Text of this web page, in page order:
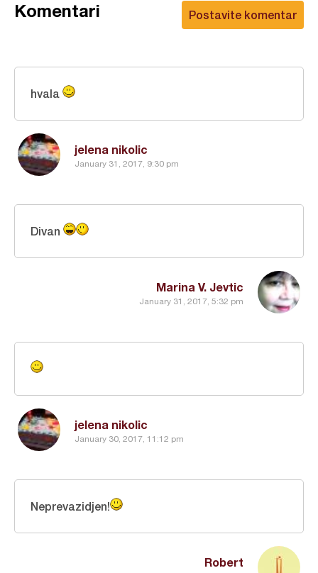
Postavite komentar
Komentari
jelena nikolic
January 31, 2017, 9:30 pm
hvala
Marina V. Jevtic
January 31, 2017, 5:32 pm
Divan
jelena nikolic
January 30, 2017, 11:12 pm
Robert
Neprevazidjen!